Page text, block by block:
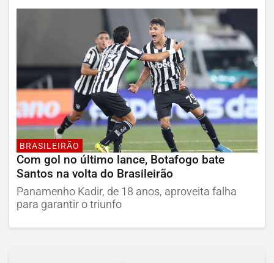
BRASILEIRÃO
Com gol no último lance, Botafogo bate
Santos na volta do Brasileirão
Panamenho Kadir, de 18 anos, aproveita falha
para garantir o triunfo